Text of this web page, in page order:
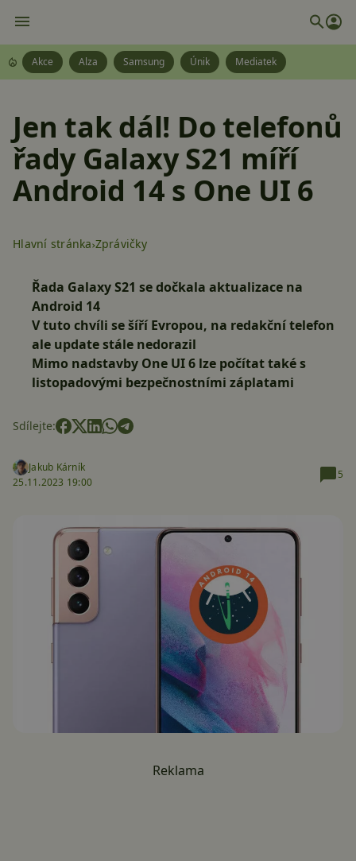
Akce Alza Samsung Únik Mediatek
Jen tak dál! Do telefonů
řady Galaxy S21 míří
Android 14 s One UI 6
Hlavní stránka Zprávičky
Řada Galaxy S21 se dočkala aktualizace na
Android 14
V tuto chvíli se šíří Evropou, na redakční telefon
ale update stále nedorazil
Mimo nadstavby One UI 6 lze počítat také s
listopadovými bezpečnostními záplatami
Sdílejte:
Jakub Kárník
25.11.2023 19:00
5
Reklama